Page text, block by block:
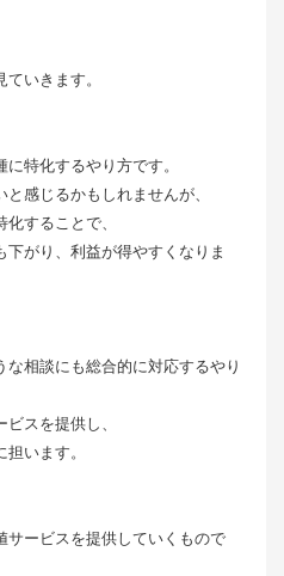
いきます。
特化するやり方です。
感じるかもしれませんが、
することで、
下がり、利益が得やすくなりま
相談にも総合的に対応するやり
スを提供し、
います。
サービスを提供していくもので